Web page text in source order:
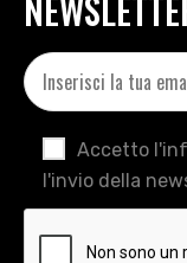
Accetto
l'invio della